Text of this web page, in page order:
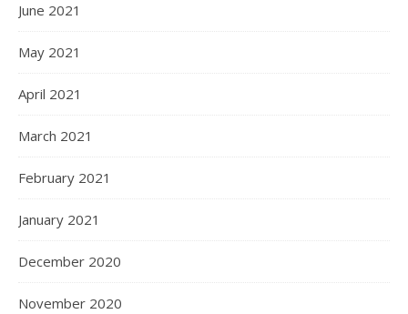
June 2021
May 2021
April 2021
March 2021
February 2021
January 2021
December 2020
November 2020